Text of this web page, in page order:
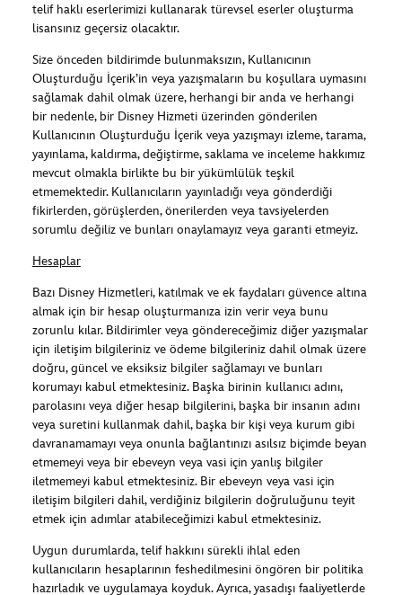
telif haklı eserlerimizi kullanarak türevsel eserler oluşturma
lisansınız geçersiz olacaktır.
Size önceden bildirimde bulunmaksızın, Kullanıcının
Oluşturduğu İçerik’in veya yazışmaların bu koşullara uymasını
sağlamak dahil olmak üzere, herhangi bir anda ve herhangi
bir nedenle, bir Disney Hizmeti üzerinden gönderilen
Kullanıcının Oluşturduğu İçerik veya yazışmayı izleme, tarama,
yayınlama, kaldırma, değiştirme, saklama ve inceleme hakkımız
mevcut olmakla birlikte bu bir yükümlülük teşkil
etmemektedir. Kullanıcıların yayınladığı veya gönderdiği
fikirlerden, görüşlerden, önerilerden veya tavsiyelerden
sorumlu değiliz ve bunları onaylamayız veya garanti etmeyiz.
Hesaplar
Bazı Disney Hizmetleri, katılmak ve ek faydaları güvence altına
almak için bir hesap oluşturmanıza izin verir veya bunu
zorunlu kılar. Bildirimler veya göndereceğimiz diğer yazışmalar
için iletişim bilgileriniz ve ödeme bilgileriniz dahil olmak üzere
doğru, güncel ve eksiksiz bilgiler sağlamayı ve bunları
korumayı kabul etmektesiniz. Başka birinin kullanıcı adını,
parolasını veya diğer hesap bilgilerini, başka bir insanın adını
veya suretini kullanmak dahil, başka bir kişi veya kurum gibi
davranamamayı veya onunla bağlantınızı asılsız biçimde beyan
etmemeyi veya bir ebeveyn veya vasi için yanlış bilgiler
iletmemeyi kabul etmektesiniz. Bir ebeveyn veya vasi için
iletişim bilgileri dahil, verdiğiniz bilgilerin doğruluğunu teyit
etmek için adımlar atabileceğimizi kabul etmektesiniz.
Uygun durumlarda, telif hakkını sürekli ihlal eden
kullanıcıların hesaplarının feshedilmesini öngören bir politika
hazırladık ve uygulamaya koyduk. Ayrıca, yasadışı faaliyetlerde